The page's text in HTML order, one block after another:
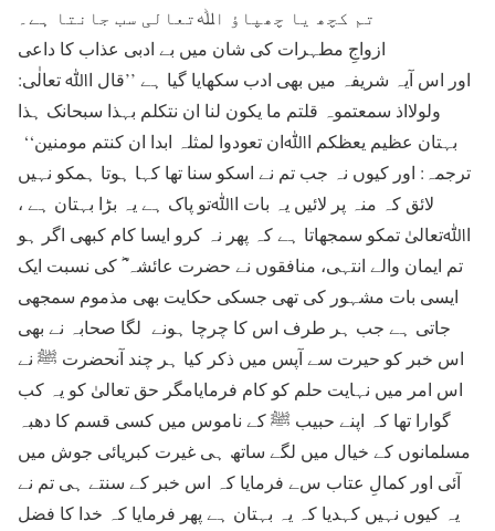
تم کچھ یا چھپاؤ اﷲتعالی سب جانتا ہے۔
ازواجِ مطہرات کی شان میں بے ادبی عذاب کا داعی
اور اس آیہ شریفہ میں بھی ادب سکھایا گیا ہے ’’قال اﷲ تعالٰی:
ولولااذ سمعتموہ قلتم ما یکون لنا ان نتکلم بہذا سبحانک ہذا
بہتان عظیم یعظکم اﷲان تعودوا لمثلہ ابدا ان کنتم مومنین‘‘
ترجمہ: اور کیوں نہ جب تم نے اسکو سنا تھا کہا ہوتا ہمکو نہیں
لائق کہ منہ پر لائیں یہ بات اﷲتو پاک ہے یہ بڑا بہتان ہے ،
اﷲتعالیٰ تمکو سمجھاتا ہے کہ پھر نہ کرو ایسا کام کبھی اگر ہو
تم ایمان والے انتہی، منافقوں نے حضرت عائشہ ؓ کی نسبت ایک
ایسی بات مشہور کی تھی جسکی حکایت بھی مذموم سمجھی
جاتی ہے جب ہر طرف اس کا چرچا ہونے لگا صحابہ نے بھی
اس خبر کو حیرت سے آپس میں ذکر کیا ہر چند آنحضرت ﷺ نے
اس امر میں نہایت حلم کو کام فرمایامگر حق تعالیٰ کو یہ کب
گوارا تھا کہ اپنے حبیب ﷺ کے ناموس میں کسی قسم کا دھبہ
مسلمانوں کے خیال میں لگے ساتھ ہی غیرت کبریائی جوش میں
آئی اور کمالِ عتاب سے فرمایا کہ اس خبر کے سنتے ہی تم نے
یہ کیوں نہیں کہدیا کہ یہ بہتان ہے پھر فرمایا کہ خدا کا فضل